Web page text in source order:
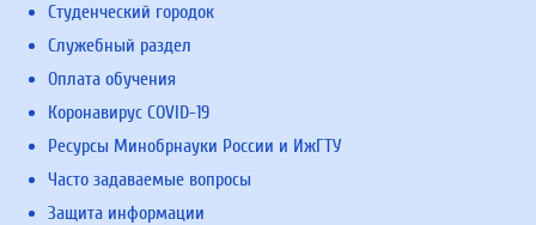
Студенческий городок
Служебный раздел
Оплата обучения
Коронавирус COVID-19
Ресурсы Минобрнауки России и ИжГТУ
Часто задаваемые вопросы
Защита информации